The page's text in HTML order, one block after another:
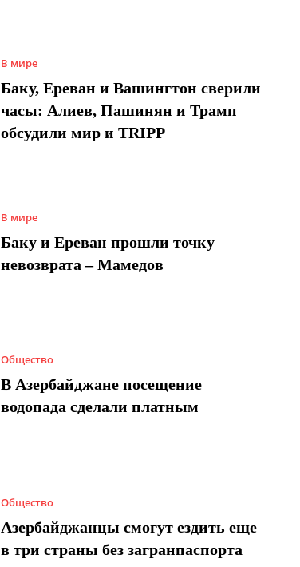
В мире
Баку, Ереван и Вашингтон сверили
часы: Алиев, Пашинян и Трамп
обсудили мир и TRIPP
В мире
Баку и Ереван прошли точку
невозврата – Мамедов
Общество
В Азербайджане посещение
водопада сделали платным
Общество
Азербайджанцы смогут ездить еще
в три страны без загранпаспорта